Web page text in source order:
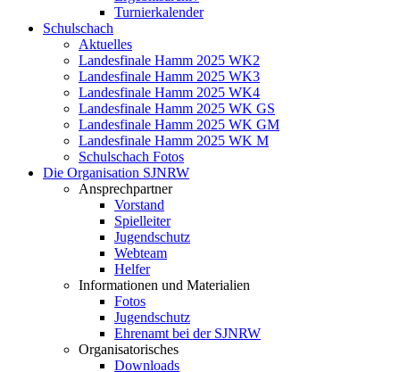
Turnierkalender
Schulschach
Aktuelles
Landesfinale Hamm 2025 WK2
Landesfinale Hamm 2025 WK3
Landesfinale Hamm 2025 WK4
Landesfinale Hamm 2025 WK GS
Landesfinale Hamm 2025 WK GM
Landesfinale Hamm 2025 WK M
Schulschach Fotos
Die Organisation SJNRW
Ansprechpartner
Vorstand
Spielleiter
Jugendschutz
Webteam
Helfer
Informationen und Materialien
Fotos
Jugendschutz
Ehrenamt bei der SJNRW
Organisatorisches
Downloads